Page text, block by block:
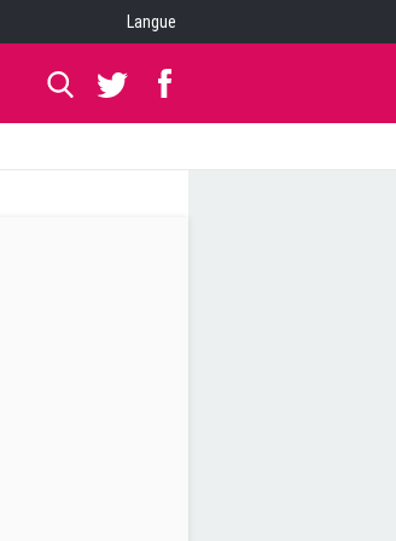
Langue